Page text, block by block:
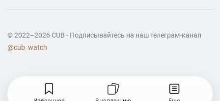
© 2022–2026 CUB - Подписывайтесь на наш телеграм-канал
@cub_watch